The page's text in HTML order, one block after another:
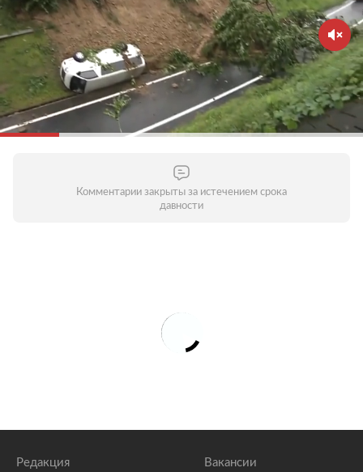
Комментарии закрыты за истечением срока
давности
Редакция Вакансии